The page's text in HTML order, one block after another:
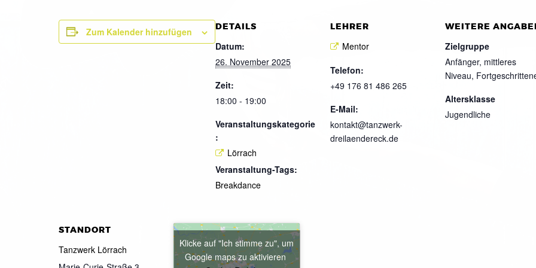
Zum Kalender hinzufügen DETAILS
Datum:
26. November 2025
Zeit:
18:00 - 19:00
Veranstaltungskategorie
:
Lörrach
Veranstaltung-Tags:
Breakdance
LEHRER
Mentor
Telefon:
+49 176 81 486 265
E-Mail:
kontakt@tanzwerk-
dreilaendereck.de
WEITERE
Zielgruppe
Anfänger, mittleres
Niveau,
Altersklasse
Jugendliche
STANDORT
Tanzwerk Lörrach
Klicke auf "Ich stimme zu", um
Google maps zu aktivieren